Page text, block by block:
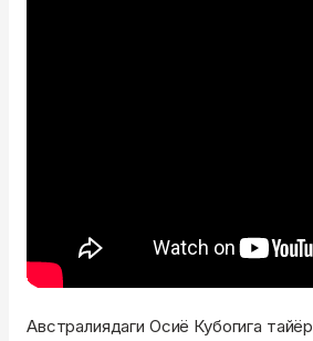
Австралиядаги Осиё Кубогига